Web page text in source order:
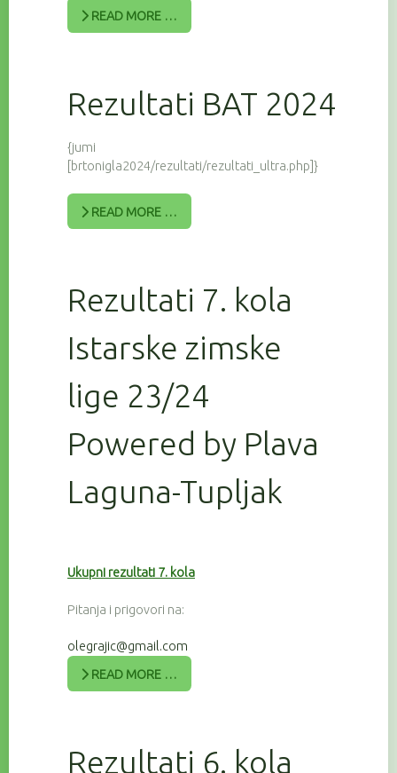
READ MORE …
Rezultati BAT 2024
{jumi
[brtonigla2024/rezultati/rezultati_ultra.php]}
READ MORE …
Rezultati 7. kola
Istarske zimske
lige 23/24
Powered by Plava
Laguna-Tupljak
Ukupni rezultati 7. kola
Pitanja i prigovori na:
olegrajic@gmail.com
READ MORE …
Rezultati 6. kola